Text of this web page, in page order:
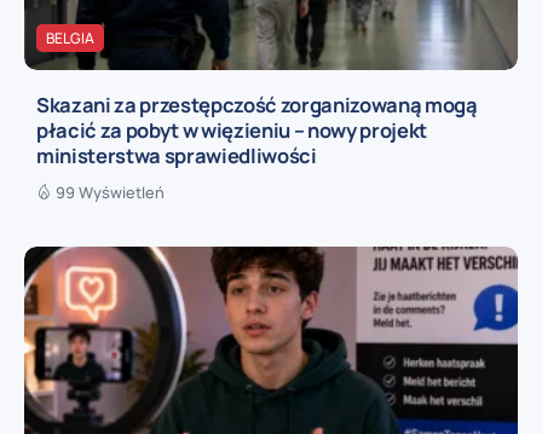
BELGIA
Skazani za przestępczość zorganizowaną mogą
płacić za pobyt w więzieniu – nowy projekt
ministerstwa sprawiedliwości
99 Wyświetleń